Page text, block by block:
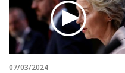
07/03/2024